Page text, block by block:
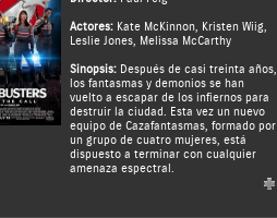
Actores: Kate McKinnon, Kristen Wiig,
Leslie Jones, Melissa McCarthy
Sinopsis:Después de casi treinta años,
los fantasmas y demonios se han
vuelto a escapar de los infiernos para
destruir la ciudad. Esta vez un nuevo
equipo de Cazafantasmas, formado por
un grupo de cuatro mujeres, está
dispuesto a terminar con cualquier
amenaza espectral.